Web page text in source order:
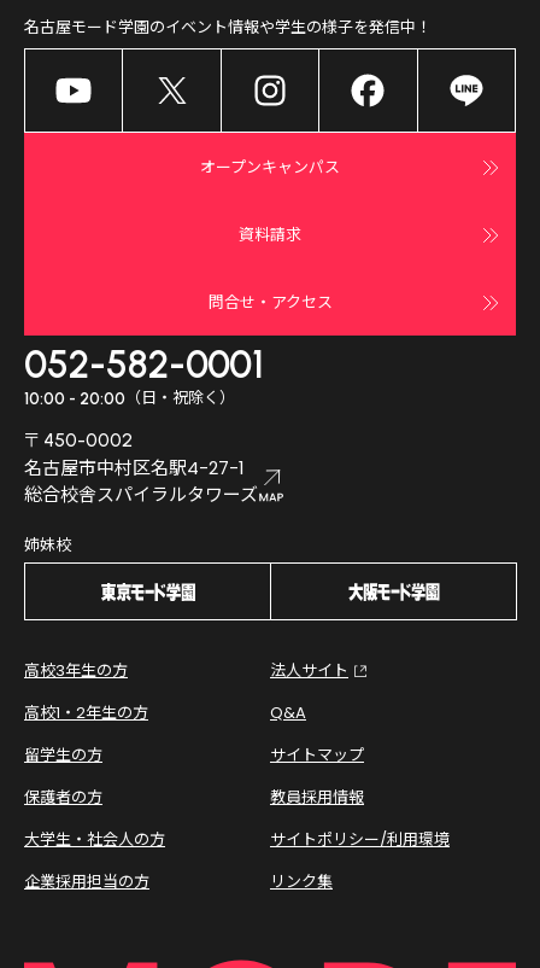
名古屋モード学園のイベント情報や学生の様子を発信中！
オープンキャンパス
資料請求
問合せ・アクセス
052-582-0001
10:00 - 20:00 （日・祝除く）
〒450-0002
名古屋市中村区名駅4-27-1
総合校舎スパイラルタワーズ
姉妹校
高校3年生の方
高校1・2年生の方
留学生の方
保護者の方
大学生・社会人の方
企業採用担当の方
法人サイト
Q&A
サイトマップ
教員採用情報
サイトポリシー/利用環境
リンク集